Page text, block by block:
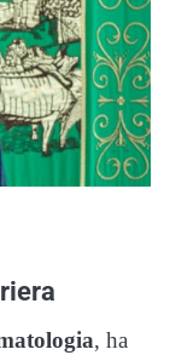
, ha